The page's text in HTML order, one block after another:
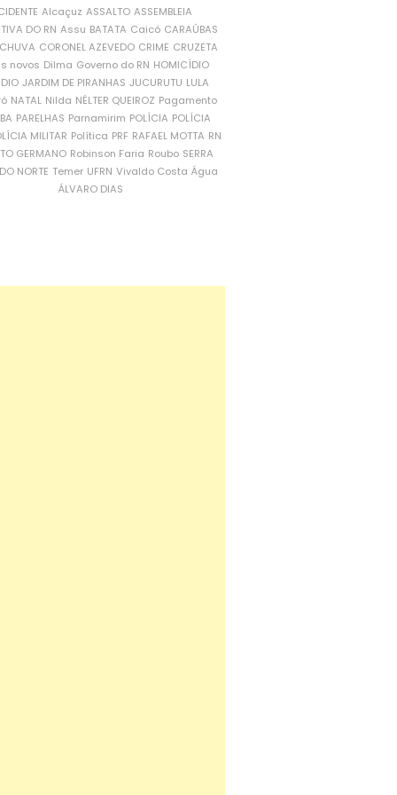
Alcaçuz ASSALTO ASSEMBLEIA
DO RN Assu BATATA Caicó CARAÚBAS
CORONEL AZEVEDO CRIME CRUZETA
novos Dilma Governo do RN HOMICÍDIO
JARDIM DE PIRANHAS JUCURUTU LULA
NATAL Nilda NÉLTER QUEIROZ Pagamento
PARELHAS Parnamirim POLÍCIA POLÍCIA
MILITAR Política PRF RAFAEL MOTTA RN
GERMANO Robinson Faria Roubo SERRA
NORTE Temer UFRN Vivaldo Costa Água
ÁLVARO DIAS